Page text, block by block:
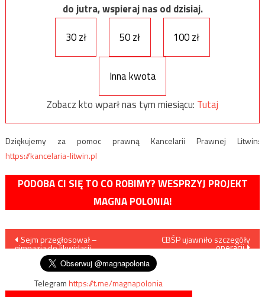
do jutra, wspieraj nas od dzisiaj.
30 zł
50 zł 100 zł
Inna kwota
Zobacz kto wparł nas tym miesiącu: Tutaj
Dziękujemy za pomoc prawną Kancelarii Prawnej Litwin:
https://kancelaria-litwin.pl
PODOBA CI SIĘ TO CO ROBIMY? WESPRZYJ PROJEKT
MAGNA POLONIA!
Nawigacja
wpisu
Sejm przegłosował –
gimnazja do likwidacji
CBŚP ujawniło szczegóły
operacji
Telegramhttps://t.me/magnapolonia